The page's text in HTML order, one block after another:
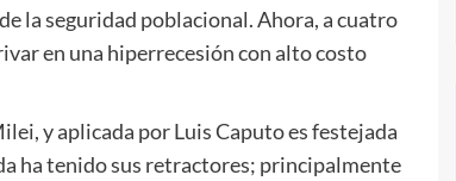
la seguridad poblacional. Ahora, a cuatro
en una hiperrecesión con alto costo
y aplicada por Luis Caputo es festejada
ha tenido sus retractores; principalmente